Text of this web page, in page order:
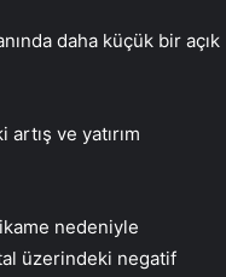
daha küçük bir açık
ve yatırım
nedeniyle
üzerindeki negatif